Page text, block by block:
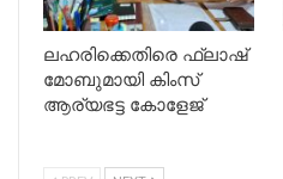
ലഹരിക്കെതിരെ ഫ്ലാഷ്
മോബുമായി കിംസ്
ആര്യഭട്ട കോളേജ്